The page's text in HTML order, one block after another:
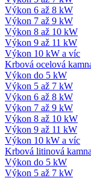
Výkon 6 až 8 kW
Výkon 7 až 9 kW
Výkon 8 až 10 kW
Výkon 9 až 11 kW
Výkon 10 kW a víc
Krbová ocelová
Výkon do 5 kW
Výkon 5 až 7 kW
Výkon 6 až 8 kW
Výkon 7 až 9 kW
Výkon 8 až 10 kW
Výkon 9 až 11 kW
Výkon 10 kW a víc
Krbová litinová kamna
Výkon do 5 kW
Výkon 5 až 7 kW